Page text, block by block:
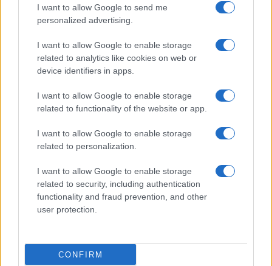
I want to allow Google to send me
personalized advertising.
I want to allow Google to enable storage
related to analytics like cookies on web or
device identifiers in apps.
I want to allow Google to enable storage
related to functionality of the website or app.
I want to allow Google to enable storage
related to personalization.
I want to allow Google to enable storage
related to security, including authentication
functionality and fraud prevention, and other
user protection.
CONFIRM